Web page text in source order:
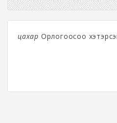
цахар Орлогоосоо